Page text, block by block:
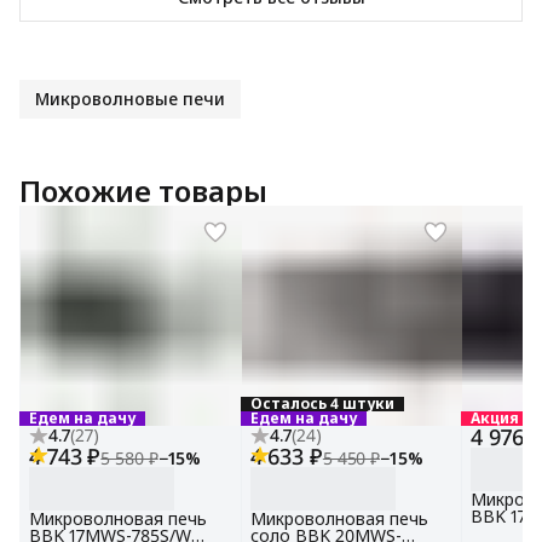
Микроволновые печи
Похожие товары
Едем на дачу
4.7(27)
4 743 ₽5 580 ₽−15%
Микроволновая печь
BBK 17MWS-785S/W
Осталось 4 штуки
Едем на дачу
4.7(24)
4 633 ₽5 450 ₽−15%
Микроволновая печь
соло BBK 20MWS-
Акция
4 976 ₽
BBK